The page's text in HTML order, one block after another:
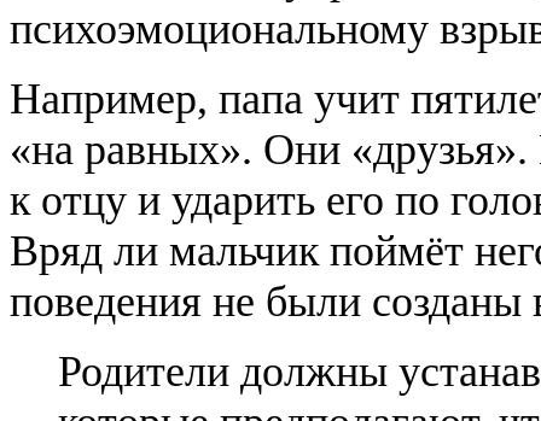
психоэмоциональному
Например, папа учит
«на равных». Они «друзья».
к отцу и ударить его по
Вряд ли мальчик поймёт
поведения не были созданы
Родители должны